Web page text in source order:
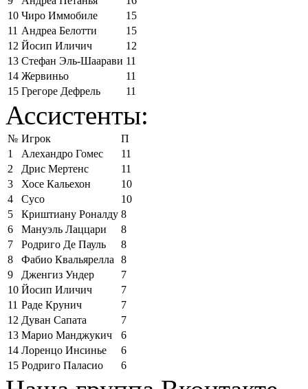
10 Чиро Иммобиле
15
11 Андреа Белотти
15
12 Йосип Иличич
12
13 Стефан Эль-Шаарави 11
14 Жервиньо
11
15 Грегоре Дефрель 11
Ассистенты:
№ Игрок
П
1
Алехандро Гомес
11
2
Дрис Мертенс
11
3
Хосе Кальехон
10
4
Сусо
10
5
Криштиану Роналду 8
6
Мануэль Лаццари
8
7
Родриго Де Пауль
8
8
Фабио Квальярелла
8
9
Дженгиз Ундер
7
10 Йосип Иличич
7
11 Раде Крунич
7
12 Дуван Сапата
7
13 Марио Манджукич
6
14 Лоренцо Инсинье
6
15 Родриго Паласио 6